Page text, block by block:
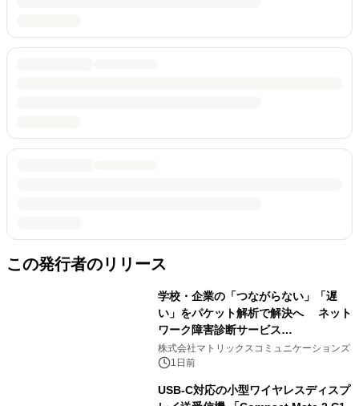
この発行者のリリース
学校・企業の「つながらない」「遅
い」をパケット解析で解決へ ネット
ワーク障害診断サービス
「Sonarman」の一般販売を開始
株式会社マトリックスコミュニケーションズ
1日前
USB-C対応の小型ワイヤレスディスプ